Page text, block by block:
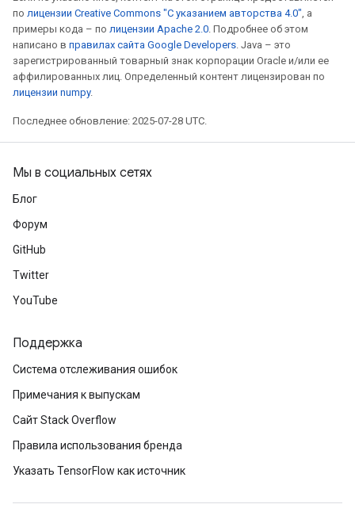
по лицензии Creative Commons "С указанием авторства 4.0", а
примеры кода – по лицензии Apache 2.0. Подробнее об этом
написано в правилах сайта Google Developers. Java – это
зарегистрированный товарный знак корпорации Oracle и/или ее
аффилированных лиц. Определенный контент лицензирован по
лицензии numpy.
Последнее обновление: 2025-07-28 UTC.
Мы в социальных сетях
Блог
Форум
GitHub
Twitter
YouTube
Поддержка
Система отслеживания ошибок
Примечания к выпускам
Сайт Stack Overflow
Правила использования бренда
Указать TensorFlow как источник